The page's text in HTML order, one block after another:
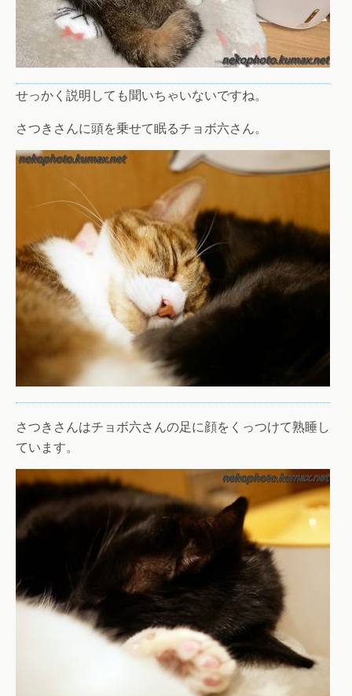
せっかく説明しても聞いちゃいないですね。
さつきさんに頭を乗せて眠るチョボ六さん。
さつきさんはチョボ六さんの足に顔をくっつけて熟睡し
ています。